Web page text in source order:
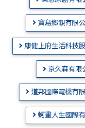
寶島鄉親有限
康健上府生活科技
京久森有限
道邦國際電機有
蚵畫人生國際